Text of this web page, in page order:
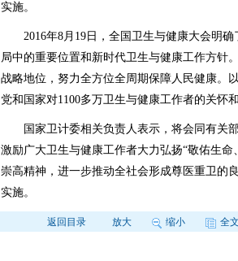
实施。
2016年8月19日，全国卫生与健康大会明确
局中的重要位置和新时代卫生与健康工作方针
战略地位，努力全方位全周期保障人民健康。
党和国家对1100多万卫生与健康工作者的关怀和
国家卫计委相关负责人表示，将会同有关部
激励广大卫生与健康工作者大力弘扬“敬佑生
崇高精神，进一步推动全社会形成尊医重卫的
实施。
返回目录 放大 缩小 全